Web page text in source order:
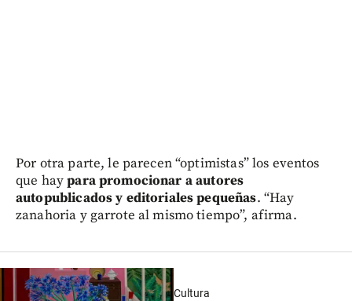
Por otra parte, le parecen “optimistas” los eventos
que haypara promocionar a autores
autopublicados y editoriales pequeñas. “Hay
zanahoria y garrote al mismo tiempo”, afirma.
Cultura